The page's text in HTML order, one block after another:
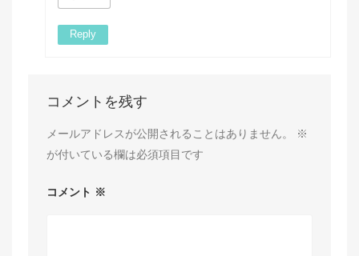
Reply
コメントを残す
メールアドレスが公開されることはありません。
※
が付いている欄は必須項目です
コメント ※